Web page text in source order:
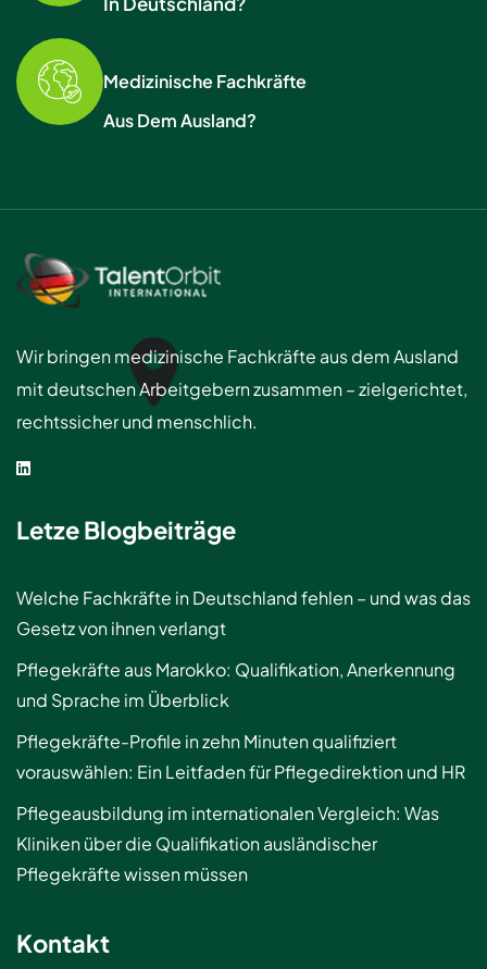
Medizinische Fachkräfte
Aus Dem Ausland?
Wir bringen medizinische Fachkräfte aus dem Ausland
mit deutschen Arbeitgebern zusammen – zielgerichtet,
rechtssicher und menschlich.
Letze Blogbeiträge
Welche Fachkräfte in Deutschland fehlen – und was das
Gesetz von ihnen verlangt
Pflegekräfte aus Marokko: Qualifikation, Anerkennung
und Sprache im Überblick
Pflegekräfte-Profile in zehn Minuten qualifiziert
vorauswählen: Ein Leitfaden für Pflegedirektion und HR
Pflegeausbildung im internationalen Vergleich: Was
Kliniken über die Qualifikation ausländischer
Pflegekräfte wissen müssen
Kontakt